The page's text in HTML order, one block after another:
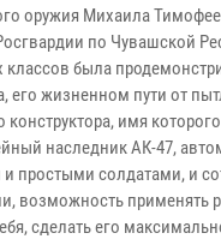
оружия Михаила
по Чувашской
была
его жизненном пути от
конструктора, имя
наследник АК-47,
простыми солдатами, и
возможность применять
сделать его